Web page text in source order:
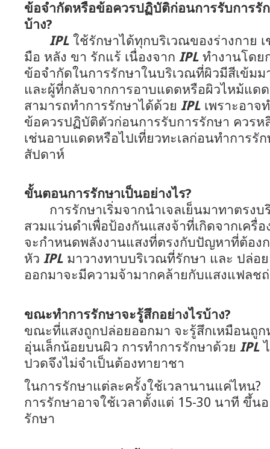
ข้อจำกัดหรือข้อควรปฏิบัติก่อนการรับการรั
บ้าง?
IPL ใช้รักษาได้ทุกบริเวณของร่างกาย
มือ หลัง ขา รักแร้ เนื่องจาก IPL ทำงานโดย
ข้อจำกัดในการรักษาในบริเวณที่ผิวมีสีเข้มม
และผู้ที่กลับจากการอาบแดดหรือผิวไหม้แด
สามารถทำการรักษาได้ด้วย IPL เพราะอาจ
ข้อควรปฏิบัติตัวก่อนการรับการรักษา ควรห
เช่นอาบแดดหรือไปเที่ยวทะเลก่อนทำการรั
สัปดาห์
ขั้นตอนการรักษาเป็นอย่างไร?
การรักษาเริ่มจากนำเจลเย็นมาทาตรงบ
สวมแว่นดำเพื่อป้องกันแสงจ้าที่เกิดจากเครื่
จะกำหนดพลังงานแสงที่ตรงกับปัญหาที่ต้อง
หัว IPL มาวางทาบบริเวณที่รักษา และ ปล่อ
ออกมาจะมีความจ้ามากคล้ายกับแสงแฟลช
ขณะทำการรักษาจะรู้สึกอย่างไรบ้าง?
ขณะที่แสงถูกปล่อยออกมา จะรู้สึกเหมือนถูก
อุ่นเล็กน้อยบนผิว การทำการรักษาด้วย IPL
ปวดจึงไม่จำเป็นต้องทายาชา
ในการรักษาแต่ละครั้งใช้เวลานานแค่ไหน?
การรักษาอาจใช้เวลาตั้งแต่ 15-30 นาที ขึ้น
รักษา